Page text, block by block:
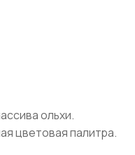
ольхи.
цветовая палитра.